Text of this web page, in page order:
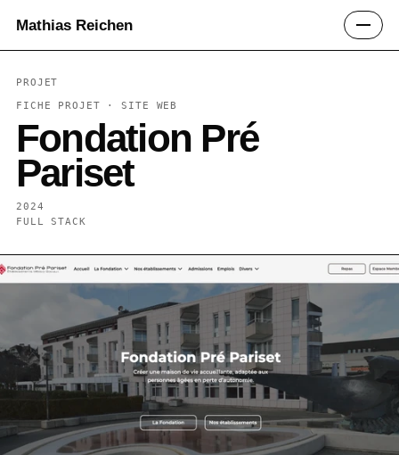
Mathias Reichen
PROJET
FICHE PROJET ·SITE WEB
Fondation Pré
Pariset
2024
FULL STACK